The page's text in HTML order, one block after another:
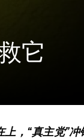
它
，“真主党”